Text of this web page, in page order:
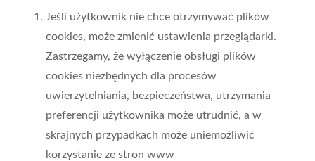
Jeśli użytkownik nie chce otrzymywać plików
cookies, może zmienić ustawienia przeglądarki.
Zastrzegamy, że wyłączenie obsługi plików
cookies niezbędnych dla procesów
uwierzytelniania, bezpieczeństwa, utrzymania
preferencji użytkownika może utrudnić, a w
skrajnych przypadkach może uniemożliwić
korzystanie ze stron www